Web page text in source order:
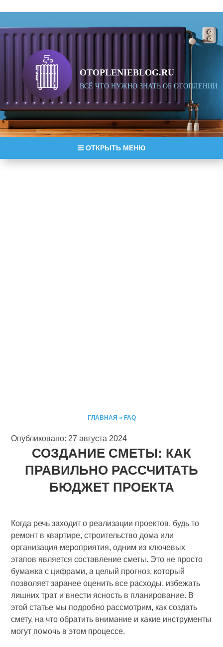
OTOPLENIEBLOG.RU
ВСЁ ЧТО НУЖНО ЗНАТЬ ОБ ОТОПЛЕНИИ
ОТКРЫТЬ МЕНЮ
ГЛАВНАЯ » FAQ
Опубликовано: 27 августа 2024
СОЗДАНИЕ СМЕТЫ: КАК
ПРАВИЛЬНО РАССЧИТАТЬ
БЮДЖЕТ ПРОЕКТА
Когда речь заходит о реализации проектов, будь то
ремонт в квартире, строительство дома или
организация мероприятия, одним из ключевых
этапов является составление сметы. Это не просто
бумажка с цифрами, а целый прогноз, который
позволяет заранее оценить все расходы, избежать
лишних трат и внести ясность в планирование. В
этой статье мы подробно рассмотрим, как создать
смету, на что обратить внимание и какие инструменты
могут помочь в этом процессе.